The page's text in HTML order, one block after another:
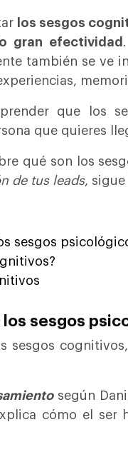
los sesgos
gran efectividad
también se ve
que los
que quieres
qué son los
de tus leads,
sesgos
sesgos
sesgos
según
cómo el ser